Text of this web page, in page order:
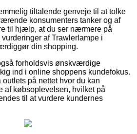
tiltalende genveje til at tolke
konsumenters tanker og af
til hjælp, at du ser nærmere på
af Trawlerlampe i
din shopping.
forholdsvis ønskværdige
ind i online shoppens kundefokus.
på nettet hvor du kan
af købsoplevelsen, hvilket på
til at vurdere kundernes